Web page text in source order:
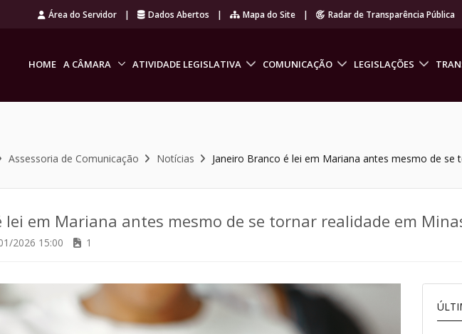
Área do Servidor | Dados Abertos | Mapa do Site | Radar de Transparência Pública
HOME A CÂMARA ATIVIDADE LEGISLATIVA COMUNICAÇÃO LEGISLAÇÕES
Assessoria de Comunicação Notícias Janeiro Branco é lei em Mariana antes mesmo de se
lei em Mariana antes mesmo de se tornar realidade em
2026 15:00 1